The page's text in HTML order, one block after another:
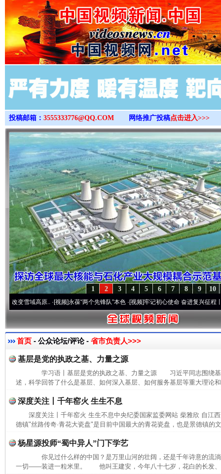
>
投稿邮箱： 3555333776@QQ.COM 网络推广投稿点击进入>>>
10
9
8
7
6
5
4
3
2
1
变雪域高原..·[视频]永葆“两个先锋队”本色·[视频]牢记初心使命 奋进复兴征程丨宝
首页 - 公众论坛/评论 - 省市负责人>>>
基层是党的执政之基、力量之源
学习语丨基层是党的执政之基、力量之源 习近平同志围绕基
述，科学回答了什么是基层、如何深入基层、如何服务基层等重大理论
深度关注丨千年窑火 生生不息
深度关注丨千年窑火 生生不息中央纪委国家监委网站 柴雅欣 自
德镇"丝路传奇·青花大瓷盘"是目前中国最大的青花瓷盘，也是景德镇的
杨星源投师“蜀中异人”门下学艺
你见过什么样的中国？是万里山河的壮阔，还是千年诗意的
一切——装进一粒米里。 他叫王建安，今年八十七岁，花白的长发、